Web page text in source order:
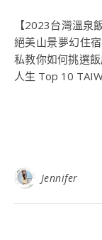
【2023台灣溫泉飯店】全台十大溫泉湯屋渡假村推薦!TOP10
絕美山景夢幻住
私教你如何挑選
人生 Top 10
Jennifer